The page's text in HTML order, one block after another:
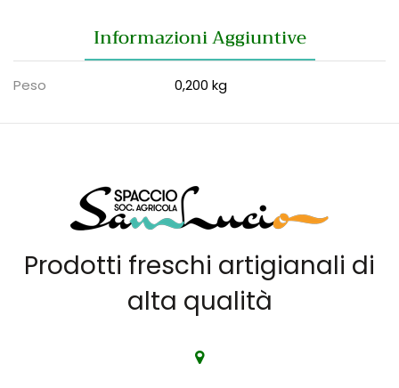
Informazioni Aggiuntive
Peso 0,200 kg
Prodotti freschi artigianali di
alta qualità